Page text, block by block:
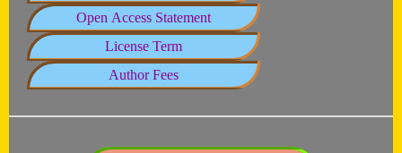
Open Access Statement
License Term
Author Fees